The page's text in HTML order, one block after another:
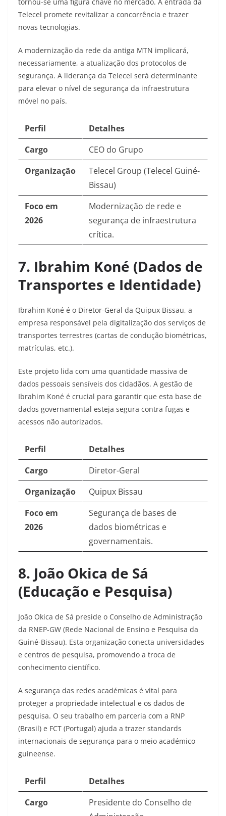
tornou-se uma figura chave no mercado. A entrada da
Telecel promete revitalizar a concorrência e trazer
novas tecnologias.
A modernização da rede da antiga MTN implicará,
necessariamente, a atualização dos protocolos de
segurança. A liderança da Telecel será determinante
para elevar o nível de segurança da infraestrutura
móvel no país.
Perfil
Detalhes
Cargo
CEO do Grupo
Organização
Telecel Group (Telecel Guiné-
Bissau)
Foco em
2026
Modernização de rede e
segurança de infraestrutura
crítica.
7. Ibrahim Koné (Dados de
Transportes e Identidade)
Ibrahim Koné é o Diretor-Geral da Quipux Bissau, a
empresa responsável pela digitalização dos serviços de
transportes terrestres (cartas de condução biométricas,
matrículas, etc.).
Este projeto lida com uma quantidade massiva de
dados pessoais sensíveis dos cidadãos. A gestão de
Ibrahim Koné é crucial para garantir que esta base de
dados governamental esteja segura contra fugas e
acessos não autorizados.
Perfil
Detalhes
Cargo
Diretor-Geral
Organização
Quipux Bissau
Foco em
2026
Segurança de bases de
dados biométricas e
governamentais.
8. João Okica de Sá
(Educação e Pesquisa)
João Okica de Sá preside o Conselho de Administração
da RNEP-GW (Rede Nacional de Ensino e Pesquisa da
Guiné-Bissau). Esta organização conecta universidades
e centros de pesquisa, promovendo a troca de
conhecimento científico.
A segurança das redes académicas é vital para
proteger a propriedade intelectual e os dados de
pesquisa. O seu trabalho em parceria com a RNP
(Brasil) e FCT (Portugal) ajuda a trazer standards
internacionais de segurança para o meio académico
guineense.
Perfil
Detalhes
Cargo
Presidente do Conselho de